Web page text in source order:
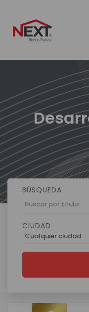
BÚSQUEDA
CIUDAD
Cualquier ciudad